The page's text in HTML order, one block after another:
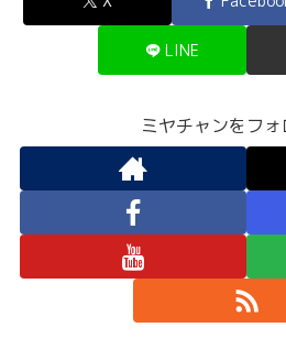
LINE
ミヤチャンをフ